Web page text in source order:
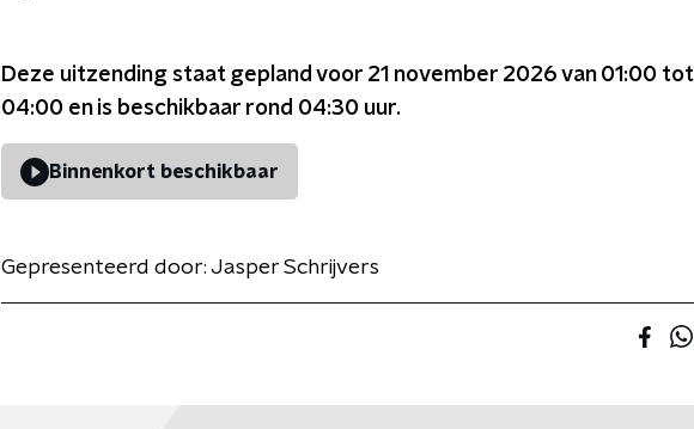
Deze uitzending staat gepland voor 21 november 2026 van 01:00 tot
04:00 en is beschikbaar rond 04:30 uur.
Binnenkort beschikbaar
Gepresenteerd door: Jasper Schrijvers